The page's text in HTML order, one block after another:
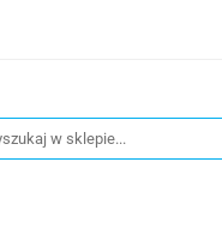
Kontakt